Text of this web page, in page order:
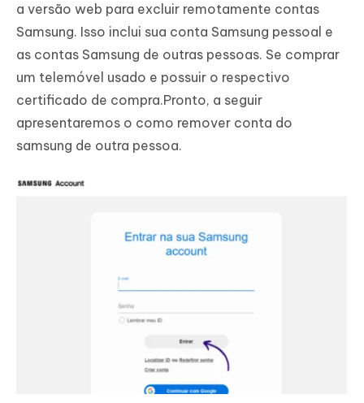
a versão web para excluir remotamente contas
Samsung. Isso inclui sua conta Samsung pessoal e
as contas Samsung de outras pessoas. Se comprar
um telemóvel usado e possuir o respectivo
certificado de compra.Pronto, a seguir
apresentaremos o como remover conta do
samsung de outra pessoa.